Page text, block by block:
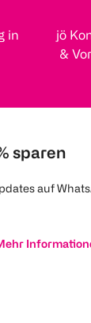
in
jö
&
sparen
auf